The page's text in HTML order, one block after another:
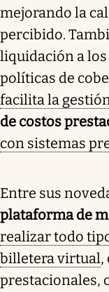
mejorando la
percibido.
liquidación a
políticas de
facilita la
de costos
con sistemas
Entre sus
plataforma de
realizar todo
billetera virtual,
prestacionales,